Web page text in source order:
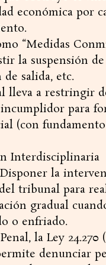
económica por
“Medidas
la suspensión
de salida, etc.
lleva a restringir
para
(con
Interdisciplinaria
la
tribunal para
gradual
o enfriado.
la Ley
denunciar